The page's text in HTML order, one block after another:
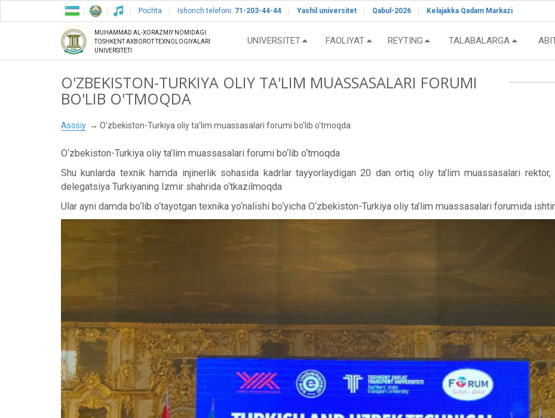
Pochta Ishonch telefoni: 71-203-44-44 Yashil universitet Qabul-2026 Kelajakka Qadam Markazi
MUHAMMAD AL-XORAZMIY NOMIDAGI
TOSHKENT AXBOROT TEXNOLOGIYALARI
UNIVERSITETI
UNIVERSITET FAOLIYAT REYTING TALABALARGA
O'ZBEKISTON-TURKIYA OLIY TA'LIM MUASSASALARI FORUMI
BO'LIB O'TMOQDA
Asosiy O'zbekiston-Turkiya oliy ta'lim muassasalari forumi bo'lib o'tmoqda
O‘zbekiston-Turkiya oliy ta’lim muassasalari forumi bo‘lib o‘tmoqda
Shu kunlarda texnik hamda injinerlik sohasida kadrlar tayyorlaydigan 20 dan ortiq oliy ta’lim muassasalari
delegatsiya Turkiyaning Izmir shahrida o‘tkazilmoqda
Ular ayni damda bo‘lib o‘tayotgan texnika yo‘nalishi bo‘yicha O‘zbekiston-Turkiya oliy ta’lim muassasalari forumida